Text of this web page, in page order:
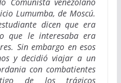
Comunista venezolano
Lumumba, de Moscú.
dicen que era
que le interesaba era
Sin embargo en esos
y decidió viajar a un
con combatientes
de los trágicos